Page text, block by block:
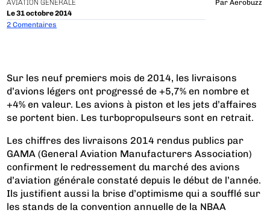
AVIATION GÉNÉRALE
Le 31 octobre 2014
Par Aerobuzz
2 Comentaires
Sur les neuf premiers mois de 2014, les livraisons
d’avions légers ont progressé de +5,7% en nombre et
+4% en valeur. Les avions à piston et les jets d’affaires
se portent bien. Les turbopropulseurs sont en retrait.
Les chiffres des livraisons 2014 rendus publics par
GAMA (General Aviation Manufacturers Association)
confirment le redressement du marché des avions
d’aviation générale constaté depuis le début de l’année.
Ils justifient aussi la brise d’optimisme qui a soufflé sur
les stands de la convention annuelle de la NBAA